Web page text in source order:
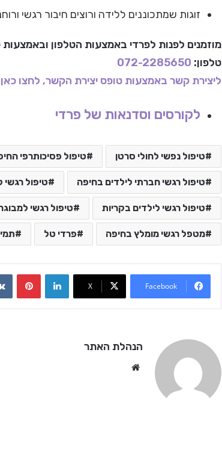
זוגות שמתכוננים ללידה ורוצים חיבור רגשי
מוזמנים לפנות לפרדי באמצעות הטלפון
טלפון: 072-2285650
ליצירת קשר באמצעות טופס יצירת הקשר, לחצו כאן
לקורסים וסדנאות של פרדי
טיפול נפשי לחולי סרטן טיפול פסיכותרפי
טיפול רגשי חברתי לילדים בחיפה טיפול רגשי
טיפול רגשי לילדים בקריות טיפול רגשי
מטפל רגשי מומלץ בחיפה פרדי טל
Facebook
X
LinkedIn
הנהלת האתר